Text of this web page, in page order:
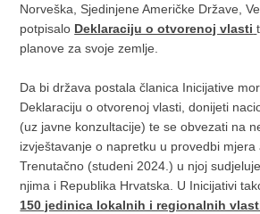
Norveška, Sjedinjene Američke Države,
potpisalo Deklaraciju o otvorenoj vlasti
planove za svoje zemlje.
Da bi država postala članica Inicijative
Deklaraciju o otvorenoj vlasti, donijeti
(uz javne konzultacije) te se obvezati na
izvještavanje o napretku u provedbi mjera
Trenutačno (studeni 2024.) u njoj
njima i Republika Hrvatska. U Inicijativi
150 jedinica lokalnih i regionalnih